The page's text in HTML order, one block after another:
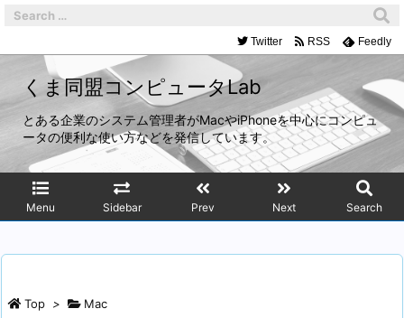
くま同盟コンピュータLab
とある企業のシステム管理者がMacやiPhoneを中心にコンピュ
ータの便利な使い方などを発信しています。
Menu Sidebar Prev Next Search
Twitter RSS Feedly
Top > Mac